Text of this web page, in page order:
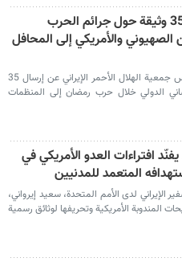
إرسال 35 وثيقة حول جرائم الحرب
الصهيوني والأمريكي إلى المحافل
أعلن رئيس جمعية الهلال الأحمر الإيراني عن إرسال 35
الدولي خلال حرب رمضان إلى المنظمات
يفنّد افتراءات العدو الأمريكي في
المتعمد للمدنيين
الإيراني لدى الأمم المتحدة، سعيد إيرواني،
المندوبة الأمريكية وتحريفها لوثائق رسمية